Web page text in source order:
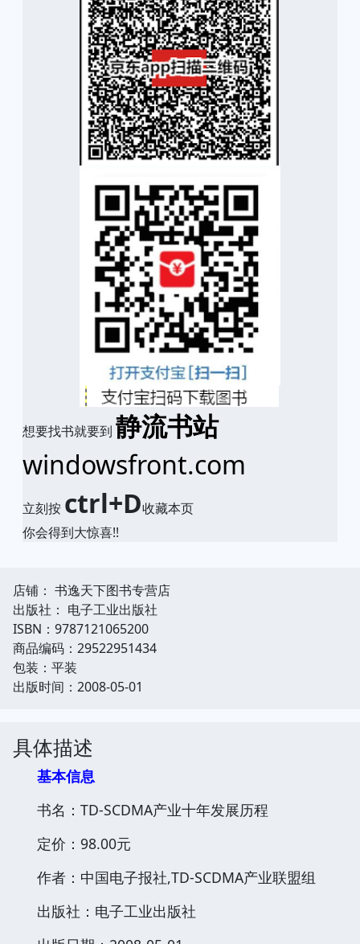
想要找书就要到 静流书站
windowsfront.com
立刻按 ctrl+D收藏本页
你会得到大惊喜!!
店铺： 书逸天下图书专营店
出版社： 电子工业出版社
ISBN：9787121065200
商品编码：29522951434
包装：平装
出版时间：2008-05-01
具体描述
基本信息
书名：TD-SCDMA产业十年发展历程
定价：98.00元
作者：中国电子报社,TD-SCDMA产业联盟组
出版社：电子工业出版社